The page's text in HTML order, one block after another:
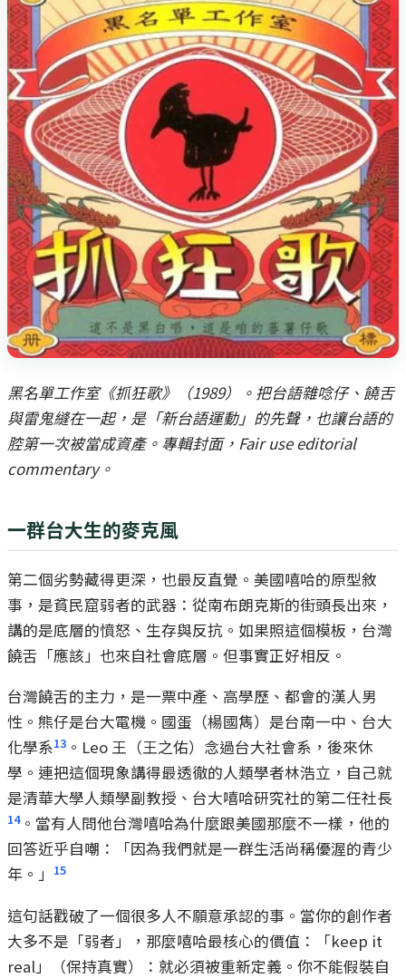
黑名單工作室《抓狂歌》（1989）。把台語雜唸仔、饒舌
與雷鬼縫在一起，是「新台語運動」的先聲，也讓台語的
腔第一次被當成資產。專輯封面，Fair use editorial
commentary。
一群台大生的麥克風
第二個劣勢藏得更深，也最反直覺。美國嘻哈的原型敘
事，是貧民窟弱者的武器：從南布朗克斯的街頭長出來，
講的是底層的憤怒、生存與反抗。如果照這個模板，台灣
饒舌「應該」也來自社會底層。但事實正好相反。
台灣饒舌的主力，是一票中產、高學歷、都會的漢人男
性。熊仔是台大電機。國蛋（楊國雋）是台南一中、台大
化學系13 。Leo 王（王之佑）念過台大社會系，後來休
學。連把這個現象講得最透徹的人類學者林浩立，自己就
是清華大學人類學副教授、台大嘻哈研究社的第二任社長
14。當有人問他台灣嘻哈為什麼跟美國那麼不一樣，他的
回答近乎自嘲：「因為我們就是一群生活尚稱優渥的青少
年。」
15
這句話戳破了一個很多人不願意承認的事。當你的創作者
大多不是「弱者」，那麼嘻哈最核心的價值：「keep it
real」（保持真實）：就必須被重新定義。你不能假裝自